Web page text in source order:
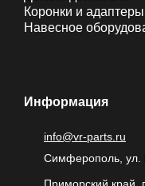
Коронки и адаптеры
Навесное
Информация
info@vr-parts.ru
Симферополь, ул.
Приморский край,